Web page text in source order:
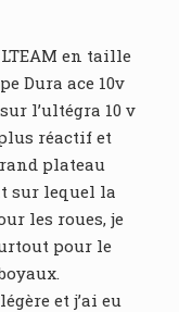
en taille
Dura ace 10v
l’ultégra 10 v
réactif et
plateau
sur lequel la
les roues, je
pour le
et j’ai eu